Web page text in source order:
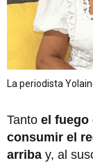
La periodista
Tanto el fuego
consumir el
arriba y, al